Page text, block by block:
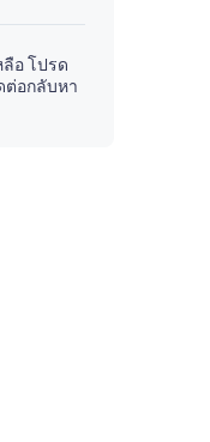
อ โปรด
ต่อกลับหา